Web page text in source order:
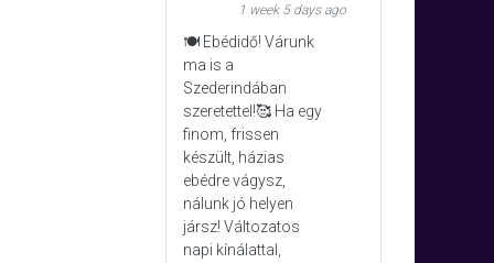
1 week 5 days ago
🍽️ Ebédidő! Várunk
ma is a
Szederindában
szeretettel!🥰 Ha egy
finom, frissen
készült, házias
ebédre vágysz,
nálunk jó helyen
jársz! Változatos
napi kínálattal,